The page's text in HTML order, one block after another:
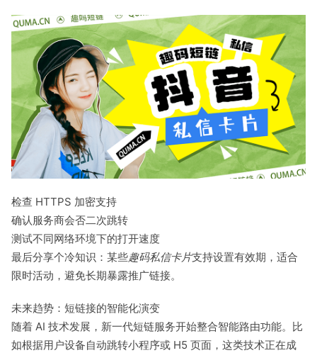
检查 HTTPS 加密支持
确认服务商会否二次跳转
测试不同网络环境下的打开速度
最后分享个冷知识：某些趣码私信卡片支持设置有效期，适合
限时活动，避免长期暴露推广链接。
未来趋势：短链接的智能化演变
随着 AI 技术发展，新一代短链服务开始整合智能路由功能。比
如根据用户设备自动跳转小程序或 H5 页面，这类技术正在成